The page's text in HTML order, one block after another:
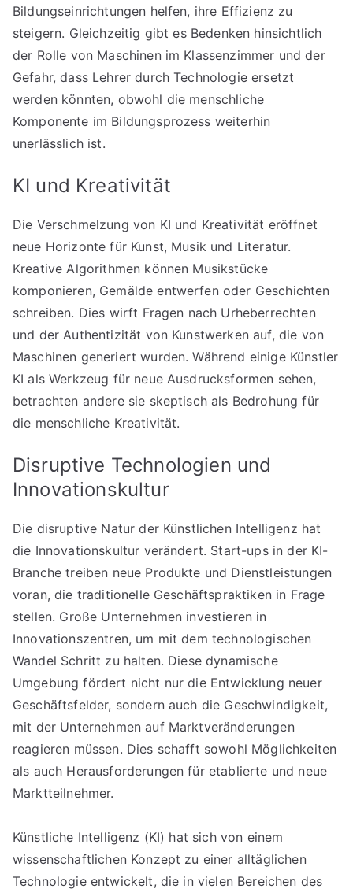
Bildungseinrichtungen helfen, ihre Effizienz zu
steigern. Gleichzeitig gibt es Bedenken hinsichtlich
der Rolle von Maschinen im Klassenzimmer und der
Gefahr, dass Lehrer durch Technologie ersetzt
werden könnten, obwohl die menschliche
Komponente im Bildungsprozess weiterhin
unerlässlich ist.
KI und Kreativität
Die Verschmelzung von KI und Kreativität eröffnet
neue Horizonte für Kunst, Musik und Literatur.
Kreative Algorithmen können Musikstücke
komponieren, Gemälde entwerfen oder Geschichten
schreiben. Dies wirft Fragen nach Urheberrechten
und der Authentizität von Kunstwerken auf, die von
Maschinen generiert wurden. Während einige Künstler
KI als Werkzeug für neue Ausdrucksformen sehen,
betrachten andere sie skeptisch als Bedrohung für
die menschliche Kreativität.
Disruptive Technologien und
Innovationskultur
Die disruptive Natur der Künstlichen Intelligenz hat
die Innovationskultur verändert. Start-ups in der KI-
Branche treiben neue Produkte und Dienstleistungen
voran, die traditionelle Geschäftspraktiken in Frage
stellen. Große Unternehmen investieren in
Innovationszentren, um mit dem technologischen
Wandel Schritt zu halten. Diese dynamische
Umgebung fördert nicht nur die Entwicklung neuer
Geschäftsfelder, sondern auch die Geschwindigkeit,
mit der Unternehmen auf Marktveränderungen
reagieren müssen. Dies schafft sowohl Möglichkeiten
als auch Herausforderungen für etablierte und neue
Marktteilnehmer.
Künstliche Intelligenz (KI) hat sich von einem
wissenschaftlichen Konzept zu einer alltäglichen
Technologie entwickelt, die in vielen Bereichen des